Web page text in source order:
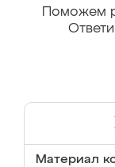
Поможем
Материал